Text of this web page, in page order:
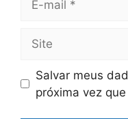
mail
Salvar meus
próxima vez